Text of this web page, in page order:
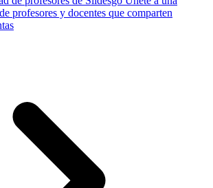
profesores y docentes que comparten